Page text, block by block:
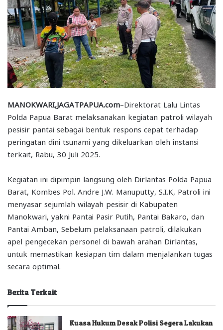
MANOKWARI,JAGATPAPUA.com–Direktorat Lalu Lintas
Polda Papua Barat melaksanakan kegiatan patroli wilayah
pesisir pantai sebagai bentuk respons cepat terhadap
peringatan dini tsunami yang dikeluarkan oleh instansi
terkait, Rabu, 30 Juli 2025.
Kegiatan ini dipimpin langsung oleh Dirlantas Polda Papua
Barat, Kombes Pol. Andre J.W. Manuputty, S.I.K, Patroli ini
menyasar sejumlah wilayah pesisir di Kabupaten
Manokwari, yakni Pantai Pasir Putih, Pantai Bakaro, dan
Pantai Amban, Sebelum pelaksanaan patroli, dilakukan
apel pengecekan personel di bawah arahan Dirlantas,
untuk memastikan kesiapan tim dalam menjalankan tugas
secara optimal.
Berita Terkait
Kuasa Hukum Desak Polisi Segera Lakukan